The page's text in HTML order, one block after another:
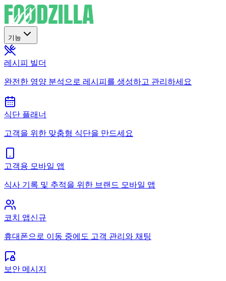
기능
레시피 빌더
완전한 영양 분석으로 레시피를 생성하고 관리하세요
식단 플래너
고객을 위한 맞춤형 식단을 만드세요
고객용 모바일 앱
식사 기록 및 추적을 위한 브랜드 모바일 앱
코치 앱신규
휴대폰으로 이동 중에도 고객 관리와 채팅
보안 메시지